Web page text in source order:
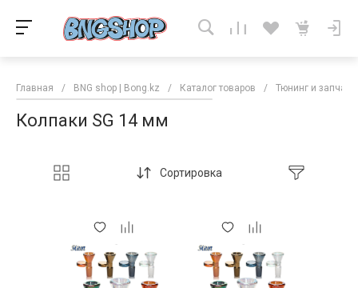
Главная / BNG shop | Bong.kz / Каталог товаров / Тюнинг и
Колпаки SG 14 мм
Сортировка